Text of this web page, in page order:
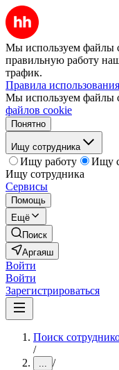
Мы используем файлы
правильную работу
трафик.
Правила
Мы используем файлы
файлов cookie
Понятно
Ищу сотрудника
Ищу работу
Ищу
Ищу сотрудника
Сервисы
Помощь
Ещё
Поиск
Аргаяш
Войти
Войти
Зарегистрироваться
Поиск
/
... /